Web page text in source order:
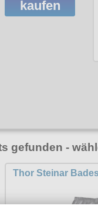
kaufen
gefunden -
Thor Steinar